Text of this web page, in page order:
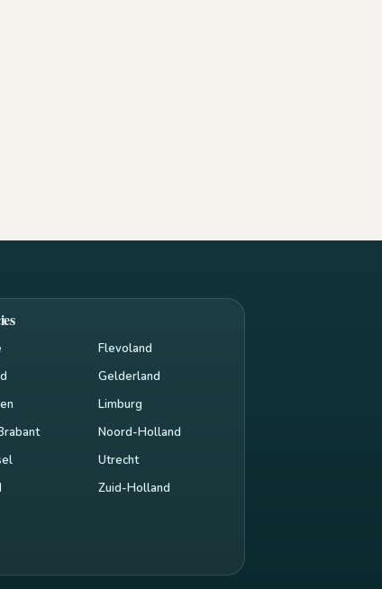
Flevoland
Gelderland
Limburg
Noord-Holland
Utrecht
Zuid-Holland